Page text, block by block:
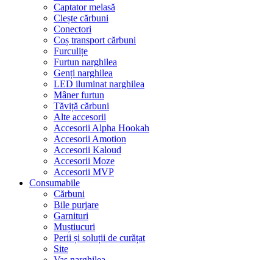
Captator melasă
Clește cărbuni
Conectori
Coș transport cărbuni
Furculițe
Furtun narghilea
Genți narghilea
LED iluminat narghilea
Mâner furtun
Tăviță cărbuni
Alte accesorii
Accesorii Alpha Hookah
Accesorii Amotion
Accesorii Kaloud
Accesorii Moze
Accesorii MVP
Consumabile
Cărbuni
Bile purjare
Garnituri
Muștiucuri
Perii și soluții de curățat
Site